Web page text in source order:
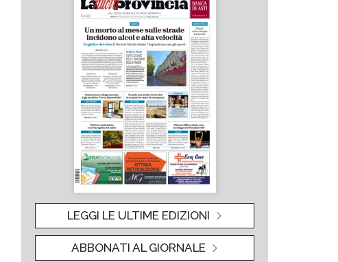
LEGGI LE ULTIME EDIZIONI
ABBONATI AL GIORNALE